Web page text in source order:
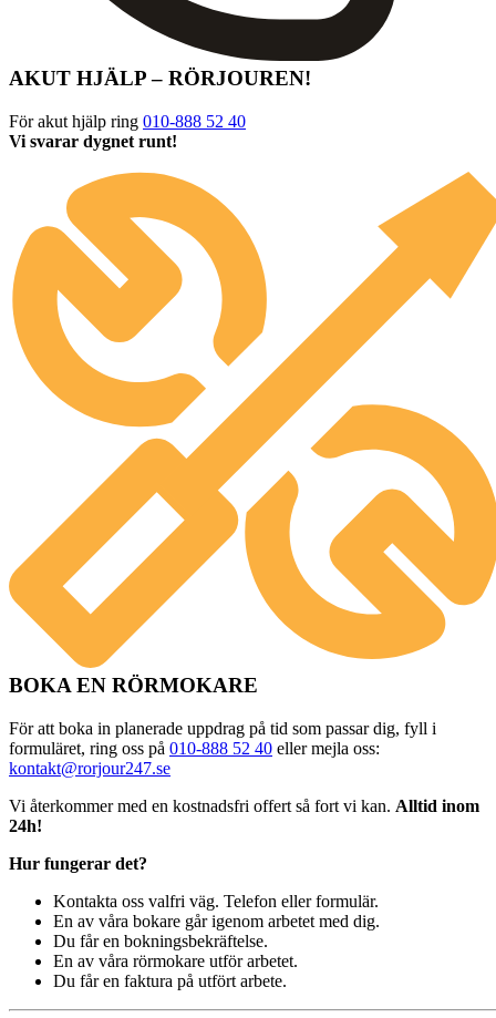
AKUT HJÄLP – RÖRJOUREN!
För akut hjälp ring 010-888 52 40
Vi svarar dygnet runt!
BOKA EN RÖRMOKARE
För att boka in planerade uppdrag på tid som passar dig, fyll i
formuläret, ring oss på 010-888 52 40 eller mejla oss:
kontakt@rorjour247.se
Vi återkommer med en kostnadsfri offert så fort vi kan. Alltid inom
24h!
Hur fungerar det?
Kontakta oss valfri väg. Telefon eller formulär.
En av våra bokare går igenom arbetet med dig.
Du får en bokningsbekräftelse.
En av våra rörmokare utför arbetet.
Du får en faktura på utfört arbete.